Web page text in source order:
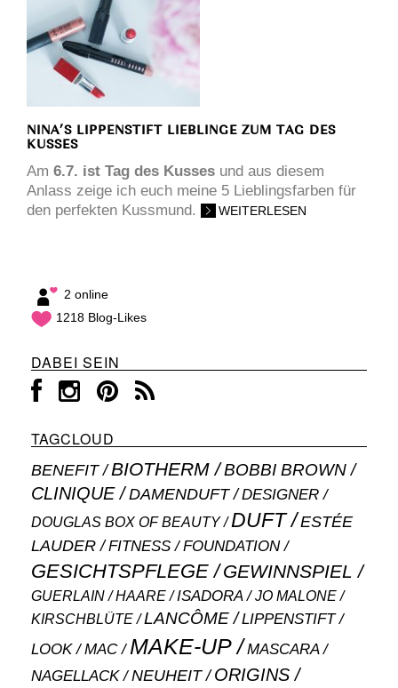
NINA’S LIPPENSTIFT LIEBLINGE ZUM TAG DES
KUSSES
Am 6.7. ist Tag des Kusses und aus diesem
Anlass zeige ich euch meine 5 Lieblingsfarben für
den perfekten Kussmund.
WEITERLESEN
2 online
1218 Blog-Likes
DABEI SEIN
TAGCLOUD
BENEFIT BIOTHERM BOBBI BROWN
CLINIQUE DAMENDUFT DESIGNER
DOUGLAS BOX OF BEAUTY DUFT
ESTÉE
LAUDER
FITNESS FOUNDATION
GESICHTSPFLEGE GEWINNSPIEL
GUERLAIN HAARE ISADORA JO MALONE
KIRSCHBLÜTE LANCÔME LIPPENSTIFT
LOOK MAC MAKE-UP MASCARA
NAGELLACK NEUHEIT ORIGINS